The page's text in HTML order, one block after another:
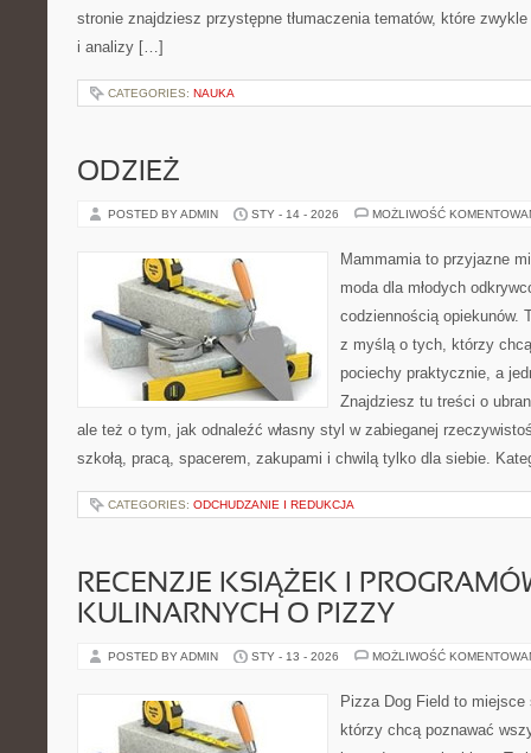
stronie znajdziesz przystępne tłumaczenia tematów, które
i analizy […]
CATEGORIES: NAUKA
ODZIEŻ
POSTED BY ADMIN STY - 14 - 2026 MOŻLIWOŚĆ
Mammamia to przyjazne
moda dla młodych
codziennością opiekunów.
z myślą o tych, którzy
pociechy praktycznie, a
Znajdziesz tu treści o
ale też o tym, jak odnaleźć własny styl w zabieganej
szkołą, pracą, spacerem, zakupami i chwilą tylko dla siebie.
CATEGORIES: ODCHUDZANIE I REDUKCJA
RECENZJE KSIĄŻEK I
KULINARNYCH O PIZZY
POSTED BY ADMIN STY - 13 - 2026 MOŻLIWOŚĆ
Pizza Dog Field to
którzy chcą poznawać